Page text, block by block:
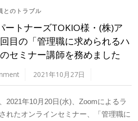
とのトラブル
ートナーズTOKIO様・(株)ア
目の「管理職に求められるハ
セミナー講師を務めました
2021年10月27日
2021年10月20日(水)、Zoomによるラ
れたオンラインセミナー、「管理職に